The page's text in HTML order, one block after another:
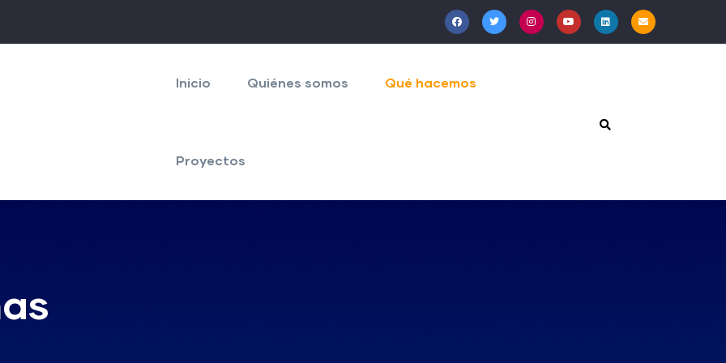
principal
Inicio Quiénes somos Qué hacemos
Proyectos